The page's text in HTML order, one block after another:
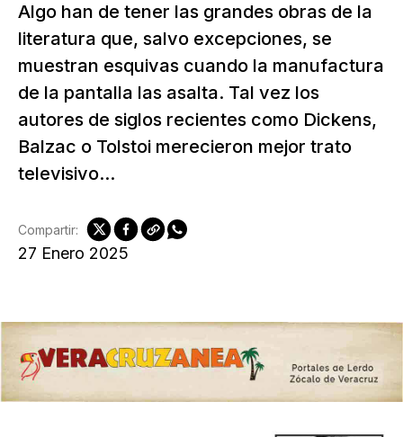
Algo han de tener las grandes obras de la
literatura que, salvo excepciones, se
muestran esquivas cuando la manufactura
de la pantalla las asalta. Tal vez los
autores de siglos recientes como Dickens,
Balzac o Tolstoi merecieron mejor trato
televisivo...
27 Enero 2025
Compartir: